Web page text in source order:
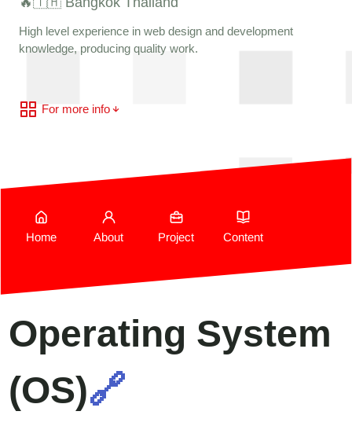
High level experience in web design and development
knowledge, producing quality work.
For more info
Home About Project Content
Operating System
(OS)🔗